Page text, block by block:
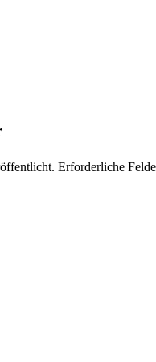
Erforderliche